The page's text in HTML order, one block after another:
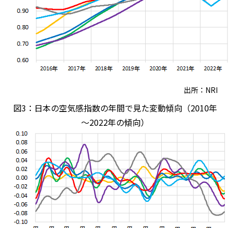
出所：NRI
図3：日本の空気感指数の年間で見た変動傾向（2010年
～2022年の傾向）